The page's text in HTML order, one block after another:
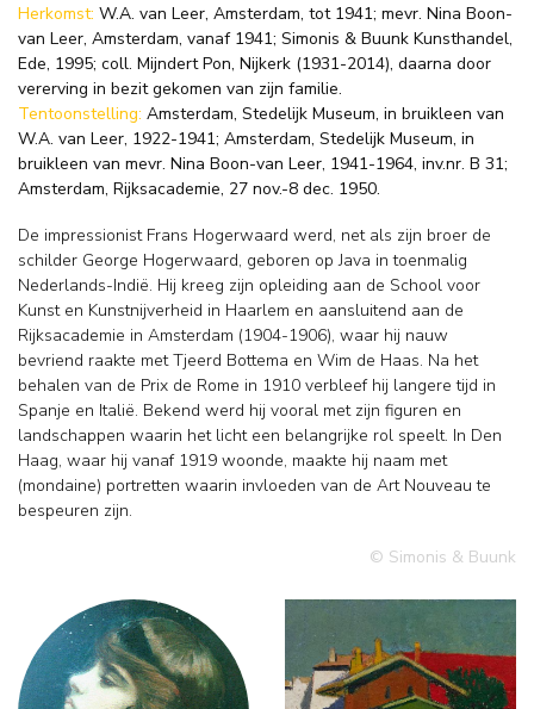
Herkomst: W.A. van Leer, Amsterdam, tot 1941; mevr. Nina Boon-
van Leer, Amsterdam, vanaf 1941; Simonis & Buunk Kunsthandel,
Ede, 1995; coll. Mijndert Pon, Nijkerk (1931-2014), daarna door
vererving in bezit gekomen van zijn familie.
Tentoonstelling: Amsterdam, Stedelijk Museum, in bruikleen van
W.A. van Leer, 1922-1941; Amsterdam, Stedelijk Museum, in
bruikleen van mevr. Nina Boon-van Leer, 1941-1964, inv.nr. B 31;
Amsterdam, Rijksacademie, 27 nov.-8 dec. 1950.
De impressionist Frans Hogerwaard werd, net als zijn broer de
schilder George Hogerwaard, geboren op Java in toenmalig
Nederlands-Indië. Hij kreeg zijn opleiding aan de School voor
Kunst en Kunstnijverheid in Haarlem en aansluitend aan de
Rijksacademie in Amsterdam (1904-1906), waar hij nauw
bevriend raakte met Tjeerd Bottema en Wim de Haas. Na het
behalen van de Prix de Rome in 1910 verbleef hij langere tijd in
Spanje en Italië. Bekend werd hij vooral met zijn figuren en
landschappen waarin het licht een belangrijke rol speelt. In Den
Haag, waar hij vanaf 1919 woonde, maakte hij naam met
(mondaine) portretten waarin invloeden van de Art Nouveau te
bespeuren zijn.
© Simonis & Buunk